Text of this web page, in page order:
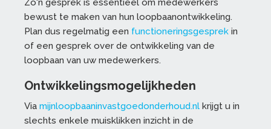
Zo'n gesprek is essentieel om medewerkers
bewust te maken van hun loopbaanontwikkeling.
Plan dus regelmatig een functioneringsgesprek in
of een gesprek over de ontwikkeling van de
loopbaan van uw medewerkers.
Ontwikkelingsmogelijkheden
Via mijnloopbaaninvastgoedonderhoud.nl krijgt u in
slechts enkele muisklikken inzicht in de